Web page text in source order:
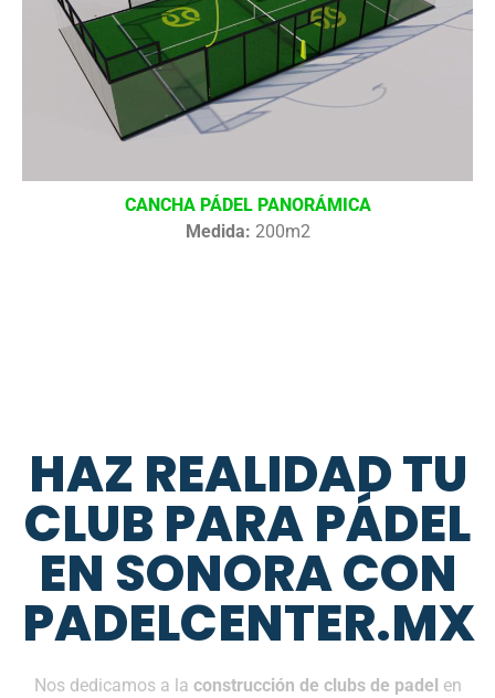
CANCHA PÁDEL PANORÁMICA
Medida: 200m2
HAZ REALIDAD TU
CLUB PARA PÁDEL
EN SONORA CON
PADELCENTER.MX
Nos dedicamos a la construcción de clubs de padel en